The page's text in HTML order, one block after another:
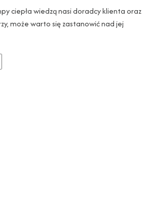
ciepła wiedzą nasi doradcy klienta oraz
może warto się zastanowić nad jej